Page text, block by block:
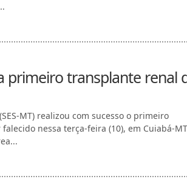
primeiro transplante renal
MT) realizou com sucesso o primeiro
nessa terça-feira (10), em Cuiabá-